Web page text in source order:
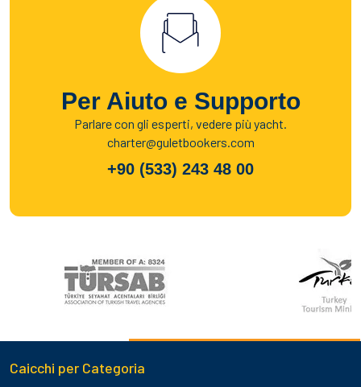
Per Aiuto e Supporto
Parlare con gli esperti, vedere più yacht.
charter@guletbookers.com
+90 (533) 243 48 00
Caicchi per Categoria